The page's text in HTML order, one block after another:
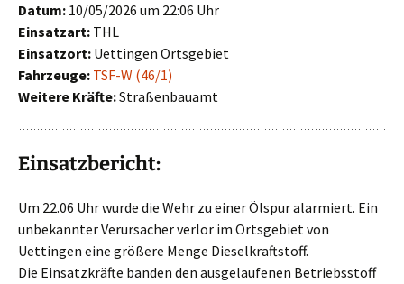
Datum: 10/05/2026 um 22:06 Uhr
Einsatzart: THL
Einsatzort: Uettingen Ortsgebiet
Fahrzeuge: TSF-W (46/1)
Weitere Kräfte:Straßenbauamt
Einsatzbericht:
Um 22.06 Uhr wurde die Wehr zu einer Ölspur alarmiert. Ein
unbekannter Verursacher verlor im Ortsgebiet von
Uettingen eine größere Menge Dieselkraftstoff.
Die Einsatzkräfte banden den ausgelaufenen Betriebsstoff